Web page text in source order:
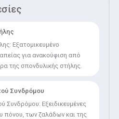
Εξατομικευμένο
για ανακούφιση από
της σπονδυλικής στήλης.
Συνδρόμου
Συνδρόμου: Εξειδικευμένες
πόνου, των ζαλάδων και της